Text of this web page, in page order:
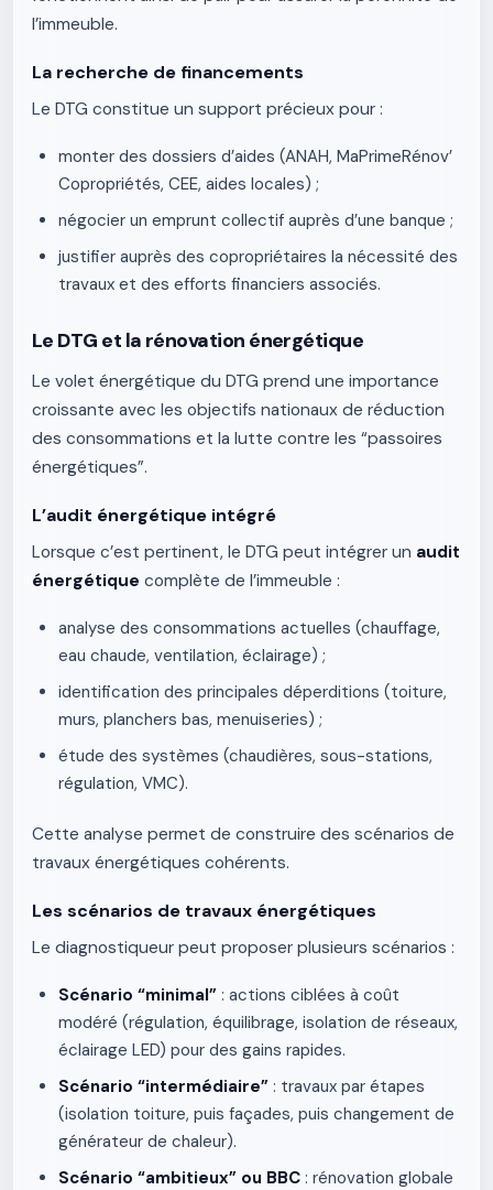
l’immeuble.
La recherche de financements
Le DTG constitue un support précieux pour :
monter des dossiers d’aides (ANAH, MaPrimeRénov’
Copropriétés, CEE, aides locales) ;
négocier un emprunt collectif auprès d’une banque ;
justifier auprès des copropriétaires la nécessité des
travaux et des efforts financiers associés.
Le DTG et la rénovation énergétique
Le volet énergétique du DTG prend une importance
croissante avec les objectifs nationaux de réduction
des consommations et la lutte contre les “passoires
énergétiques”.
L’audit énergétique intégré
Lorsque c’est pertinent, le DTG peut intégrer un audit
énergétique complète de l’immeuble :
analyse des consommations actuelles (chauffage,
eau chaude, ventilation, éclairage) ;
identification des principales déperditions (toiture,
murs, planchers bas, menuiseries) ;
étude des systèmes (chaudières, sous-stations,
régulation, VMC).
Cette analyse permet de construire des scénarios de
travaux énergétiques cohérents.
Les scénarios de travaux énergétiques
Le diagnostiqueur peut proposer plusieurs scénarios :
Scénario “minimal” : actions ciblées à coût
modéré (régulation, équilibrage, isolation de réseaux,
éclairage LED) pour des gains rapides.
Scénario “intermédiaire” : travaux par étapes
(isolation toiture, puis façades, puis changement de
générateur de chaleur).
Scénario “ambitieux” ou BBC : rénovation globale